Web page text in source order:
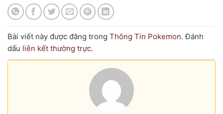
Bài viết này được đăng trong Thông Tin Pokemon. Đánh
dấu liên kết thường trực.